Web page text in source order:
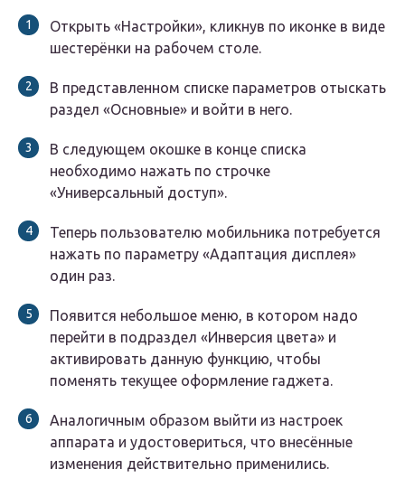
Открыть «Настройки», кликнув по иконке в виде
шестерёнки на рабочем столе.
В представленном списке параметров отыскать
раздел «Основные» и войти в него.
В следующем окошке в конце списка
необходимо нажать по строчке
«Универсальный доступ».
Теперь пользователю мобильника потребуется
нажать по параметру «Адаптация дисплея»
один раз.
Появится небольшое меню, в котором надо
перейти в подраздел «Инверсия цвета» и
активировать данную функцию, чтобы
поменять текущее оформление гаджета.
Аналогичным образом выйти из настроек
аппарата и удостовериться, что внесённые
изменения действительно применились.